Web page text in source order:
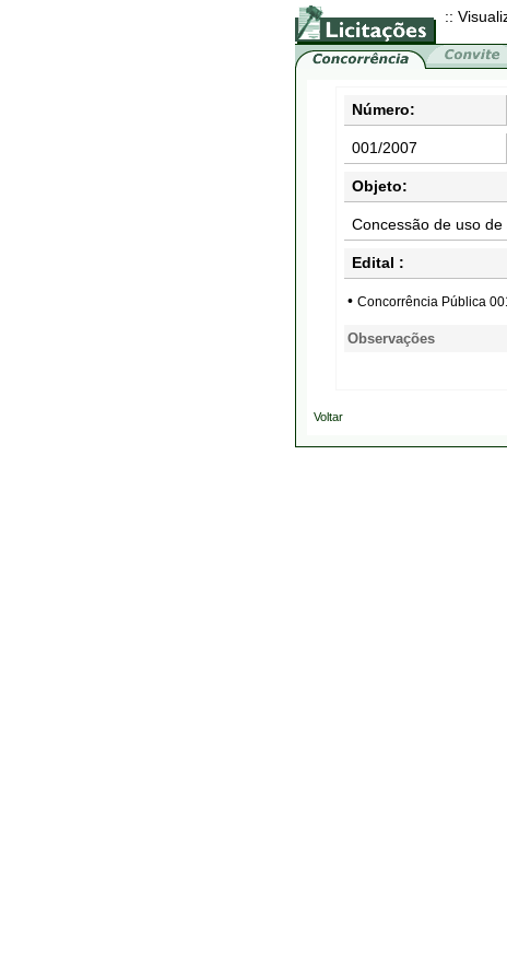
::
Número:
001/2007
Objeto:
Concessão de uso
Edital :
• Concorrência Pública
Observações
Voltar